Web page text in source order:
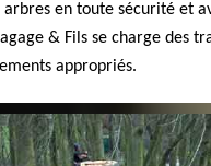
en toute sécurité et
& Fils se charge des
appropriés.